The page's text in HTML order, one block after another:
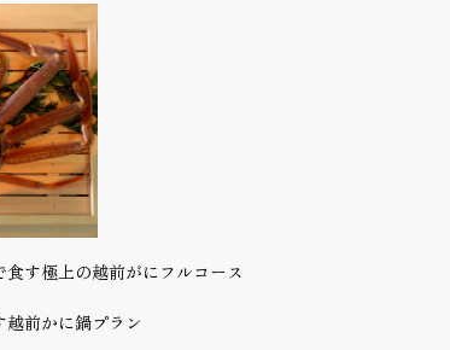
す極上の越前がにフルコース
前かに鍋プラン